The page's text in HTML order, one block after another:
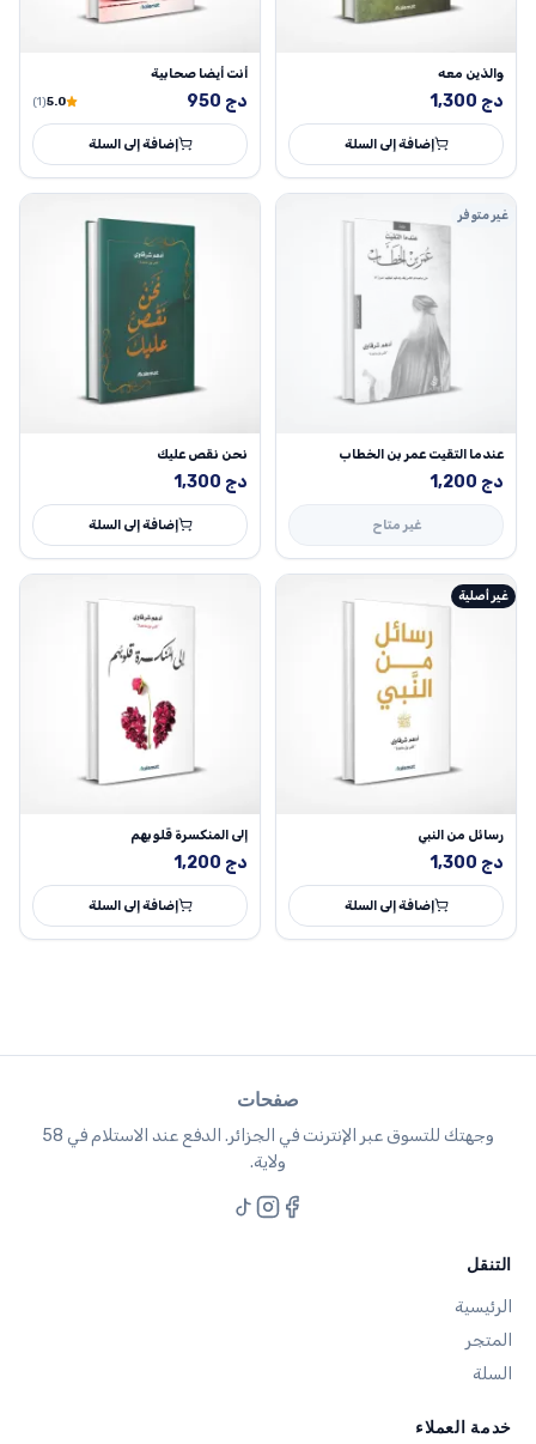
والذين معه
1,300 دج
إضافة إلى السلة
أنت أيضا صحابية
950 دج 5.0
(1)
إضافة إلى السلة
غير متوفر
عندما التقيت عمر بن الخطاب
1,200 دج
غير متاح
نحن نقص عليك
1,300 دج
إضافة إلى السلة
غير أصلية
رسائل من النبي
1,300 دج
إضافة إلى السلة
إلى المنكسرة قلوبهم
1,200 دج
إضافة إلى السلة
صفحات
وجهتك للتسوق عبر الإنترنت في الجزائر. الدفع عند الاستلام في 58
ولاية.
التنقل
الرئيسية
المتجر
السلة
خدمة العملاء